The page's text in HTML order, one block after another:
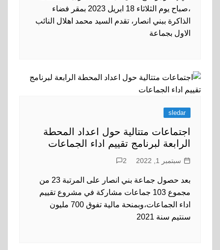
،صباح يوم الثلاثاء 18 ابريل 2023 بمقر فضاء
الذاكرة ببني انصار، تقدم السيد محمد اهلال النائب
الاول بجماعة
sledar
اجتماعات متتالية حول اعداد المحطة
الرابعة لبرنامج تقييم اداء الجماعات
سبتمبر 1, 2022 2
بعد حصول جماعة بني انصار على المرتبة 23 من
مجموع 103 جماعات مشاركة في مشروع تقييم
اداء الجماعات،وبمنحة مالية تفوق 700 مليون
سنتيم سنة 2021